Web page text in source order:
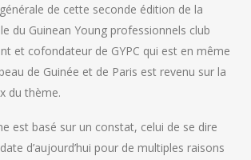
de cette seconde édition de la
du Guinean Young professionnels club
et cofondateur de GYPC qui est en même
de Guinée et de Paris est revenu sur la
du thème.
est basé sur un constat, celui de se dire
d’aujourd’hui pour de multiples raisons